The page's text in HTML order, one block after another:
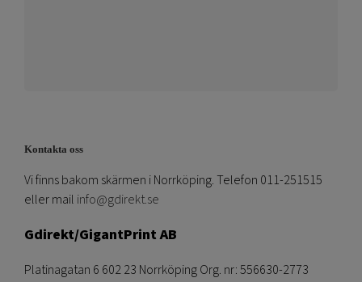
Kontakta oss
Vi finns bakom skärmen i Norrköping. Telefon 011-251515
eller mail info@gdirekt.se
Gdirekt/GigantPrint AB
Platinagatan 6 602 23 Norrköping Org. nr: 556630-2773